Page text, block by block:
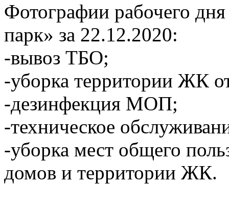
Фотографии рабочего
парк» за 22.12.2020:
-вывоз ТБО;
-уборка территории ЖК
-дезинфекция МОП;
-техническое
-уборка мест общего
домов и территории ЖК.